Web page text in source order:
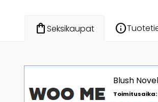
shopping_bagSeksikaupat info
Blush
Toimitusaika: